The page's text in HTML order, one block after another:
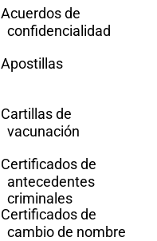
Acuerdos de
confidencialidad
Apostillas
Cartillas de
vacunación
Certificados de
antecedentes
criminales
Certificados de
cambio de nombre